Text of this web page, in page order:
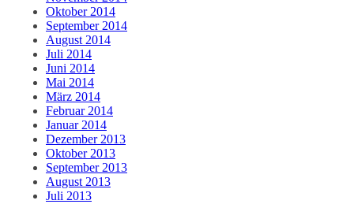
Oktober 2014
September 2014
August 2014
Juli 2014
Juni 2014
Mai 2014
März 2014
Februar 2014
Januar 2014
Dezember 2013
Oktober 2013
September 2013
August 2013
Juli 2013